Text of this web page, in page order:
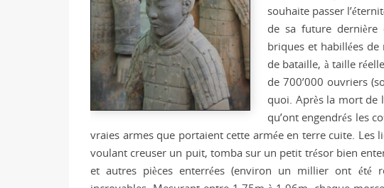
souhaite passer
de sa future dernière
briques et habillées
de bataille, à taille
de 700’000 ouvriers
quoi. Après la mort de
qu’ont engendrés les
vraies armes que portaient cette armée en terre cuite. Les
voulant creuser un puit, tomba sur un petit trésor bien
et autres pièces enterrées (environ un millier ont été